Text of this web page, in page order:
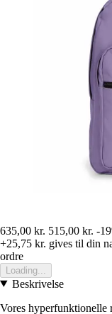
635,00 kr. 515,00 kr. -
+25,75 kr. gives til din
ordre
Loading...
Beskrivelse
Vores hyperfunktionelle